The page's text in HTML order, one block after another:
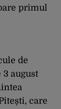
primul
de
august
care